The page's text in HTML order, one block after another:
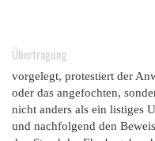
Übertragung
vorgelegt, protestiert der
oder das angefochten,
nicht anders als ein listiges
und nachfolgend den